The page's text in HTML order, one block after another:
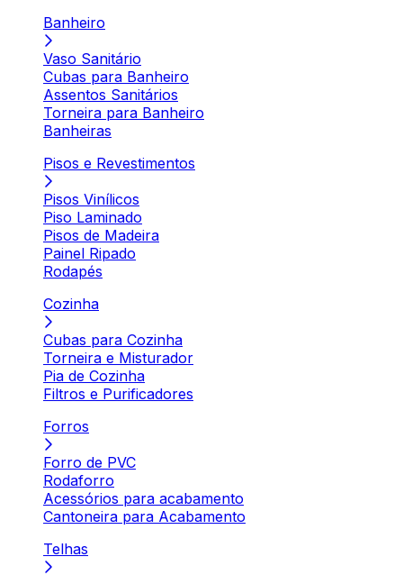
Banheiro
Vaso Sanitário
Cubas para Banheiro
Assentos Sanitários
Torneira para Banheiro
Banheiras
Pisos e Revestimentos
Pisos Vinílicos
Piso Laminado
Pisos de Madeira
Painel Ripado
Rodapés
Cozinha
Cubas para Cozinha
Torneira e Misturador
Pia de Cozinha
Filtros e Purificadores
Forros
Forro de PVC
Rodaforro
Acessórios para acabamento
Cantoneira para Acabamento
Telhas